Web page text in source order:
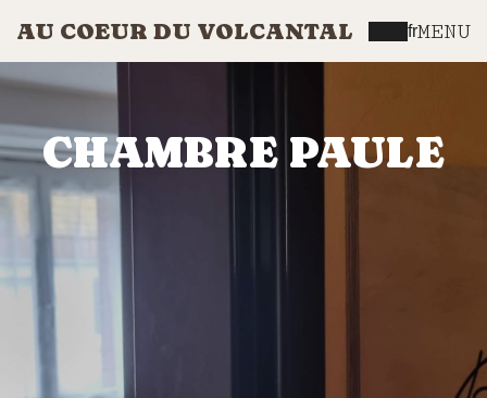
AU COEUR DU VOLCANTAL frMENU
CHAMBRE PAULE